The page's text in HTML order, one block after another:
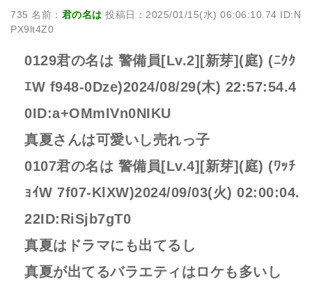
735 名前： 君の名は 投稿日：2025/01/15(水) 06:06:10.74 ID:N
PX9lt4Z0
0129君の名は 警備員[Lv.2][新芽](庭) (ﾆｸｸ
ｴW f948-0Dze)2024/08/29(木) 22:57:54.4
0ID:a+OMmIVn0NIKU
真夏さんは可愛いし売れっ子
0107君の名は 警備員[Lv.4][新芽](庭) (ﾜｯﾁ
ｮｲW 7f07-KlXW)2024/09/03(火) 02:00:04.
22ID:RiSjb7gT0
真夏はドラマにも出てるし
真夏が出てるバラエティはロケも多いし